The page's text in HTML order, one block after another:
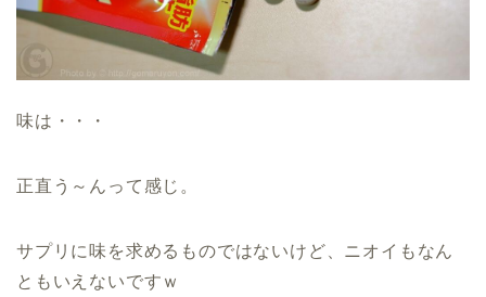
味は・・・
正直う～んって感じ。
サプリに味を求めるものではないけど、ニオイもなん
ともいえないですｗ